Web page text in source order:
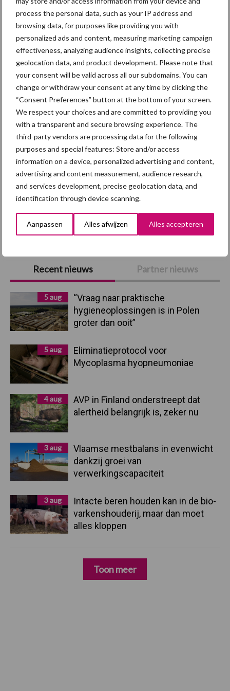
process the personal data, such as your IP address and
browsing data, for purposes like providing you with
personalized ads and content, measuring marketing campaign
effectiveness, analyzing audience insights, collecting precise
geolocation data, and product development. Please note that
your consent will be valid across all our subdomains. You can
change or withdraw your consent at any time by clicking the
“Consent Preferences” button at the bottom of your screen.
We respect your choices and are committed to providing you
with a transparent and secure browsing experience. The
third-party vendors are processing data for the following
purposes and special features: Store and/or access
information on a device, personalized advertising and content,
advertising and content measurement, audience research,
and services development, precise geolocation data, and
identification through device scanning.
Aanpassen Alles afwijzen Alles accepteren
2017
Bron: VCM – 4 september 2018
Primaire
Sidebar
Recent nieuws Partner nieuws
5 aug
“Vraag naar praktische
hygieneoplossingen is in Polen
groter dan ooit”
5 aug
Eliminatieprotocol voor
Mycoplasma hyopneumoniae
4 aug
AVP in Finland onderstreept dat
alertheid belangrijk is, zeker nu
3 aug
Vlaamse mestbalans in evenwicht
dankzij groei van
verwerkingscapaciteit
3 aug
Intacte beren houden kan in de bio-
varkenshouderij, maar dan moet
alles kloppen
Toon meer
Themapagina's
Maak uw keuze:
DierengezondheidHuisvesting
Toon meer